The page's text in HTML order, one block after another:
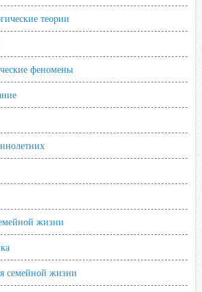
теории
феномены
жизни
семейной жизни